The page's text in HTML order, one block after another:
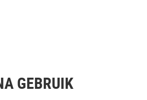
GEBRUIK